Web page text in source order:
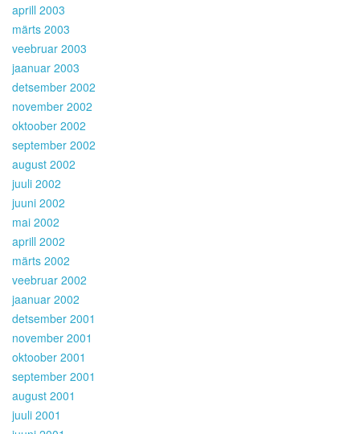
aprill 2003
märts 2003
veebruar 2003
jaanuar 2003
detsember 2002
november 2002
oktoober 2002
september 2002
august 2002
juuli 2002
juuni 2002
mai 2002
aprill 2002
märts 2002
veebruar 2002
jaanuar 2002
detsember 2001
november 2001
oktoober 2001
september 2001
august 2001
juuli 2001